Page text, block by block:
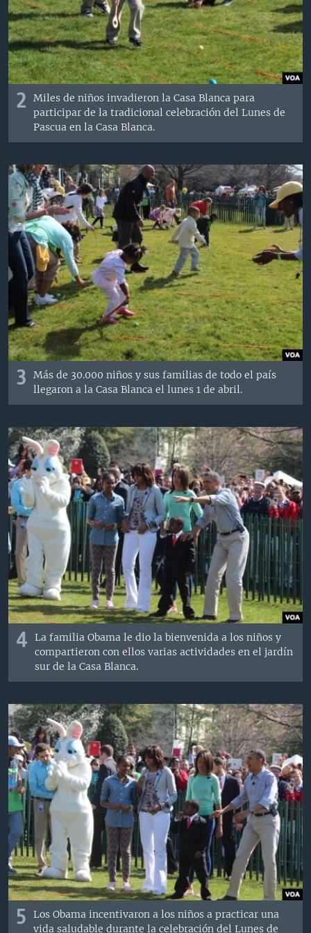
2
Miles de niños invadieron la Casa Blanca para
participar de la tradicional celebración del Lunes de
Pascua en la Casa Blanca.
3
Más de 30.000 niños y sus familias de todo el país
llegaron a la Casa Blanca el lunes 1 de abril.
4
La familia Obama le dio la bienvenida a los niños y
compartieron con ellos varias actividades en el jardín
sur de la Casa Blanca.
5
Los Obama incentivaron a los niños a practicar una
vida saludable durante la celebración del Lunes de